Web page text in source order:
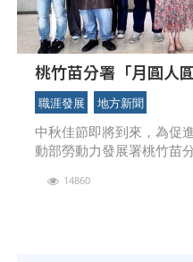
桃竹苗分署「月圓人
持庇護工場 助身障者
職涯發展 地方新聞
中秋佳節即將到來，為促
動部勞動力發展署桃竹苗
希望藉由走進企業設攤推
14860